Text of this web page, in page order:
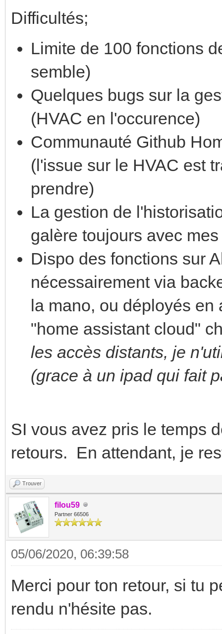
Difficultés;
Limite de 100 fonctions
semble)
Quelques bugs sur la
(HVAC en l'occurence)
Communauté Github
(l'issue sur le HVAC est
prendre)
La gestion de
galère toujours avec
Dispo des fonctions sur
nécessairement via
la mano, ou déployés
"home assistant cloud"
les accès distants, je
(grace à un ipad qui fait
SI vous avez pris le temps
retours. En attendant, je
Trouver
filou59
Partner 66506
05/06/2020, 06:39:58
Merci pour ton retour, si tu
rendu n'hésite pas.